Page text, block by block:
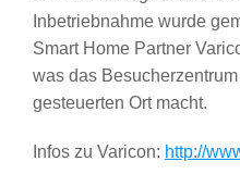
Inbetriebnahme wurde
Smart Home Partner
was das
gesteuerten Ort macht.
Infos zu Varicon: http://